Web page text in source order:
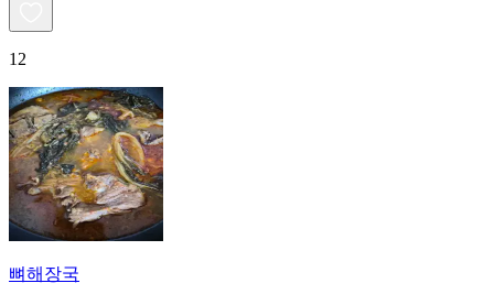
12
뼈해장국